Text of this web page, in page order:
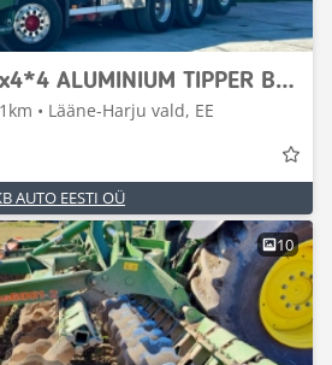
Volvo FH16 750 8x4*4 ALUMINIUM TIPPER BODY / EURO5
• Lääne-Harju vald, EE
AUTO EESTI OÜ
10